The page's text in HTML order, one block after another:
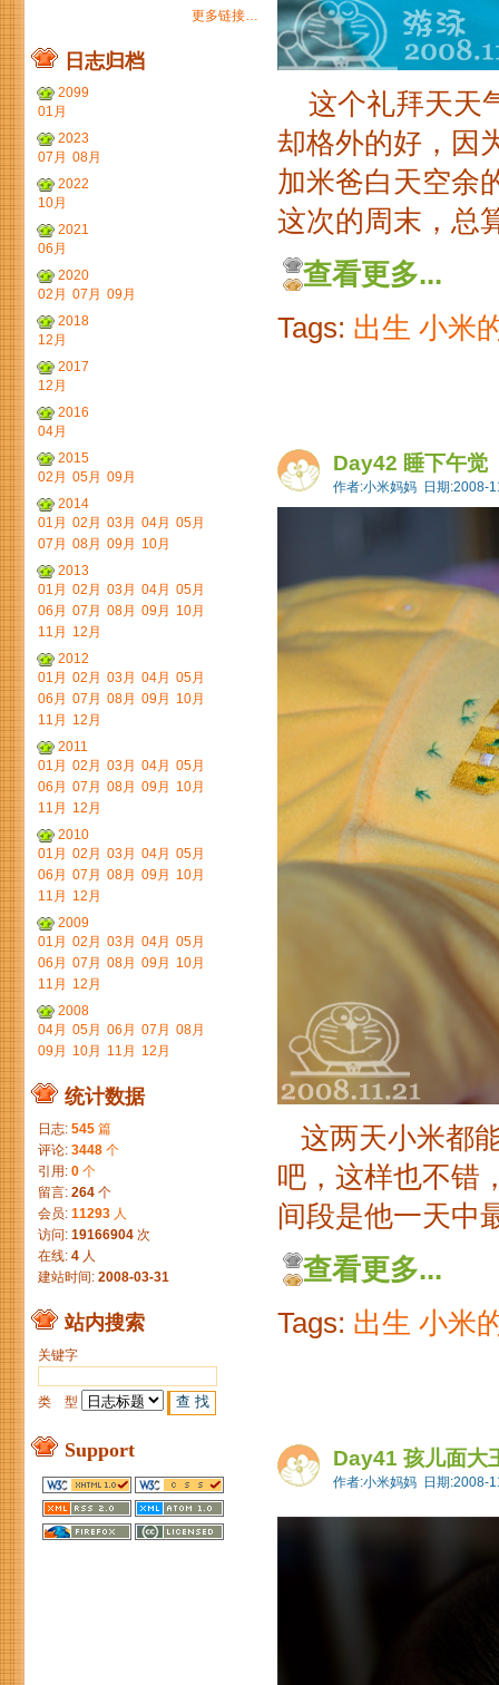
这个礼拜天天
却格外的好，因
加米爸白天空余
这次的周末，总
查看更多...
Tags: 出生 小米
Day42 睡下午觉
作者:小米妈妈 日期:2008-
这两天小米都
吧，这样也不错
间段是他一天
查看更多...
Tags: 出生 小米
Day41 孩儿面大
作者:小米妈妈 日期:2008-
更多链接…
日志归档
2099
01月
2023
07月 08月
2022
10月
2021
06月
2020
02月 07月 09月
2018
12月
2017
12月
2016
04月
2015
02月 05月 09月
2014
01月 02月 03月 04月 05月
07月 08月 09月
10月
2013
01月 02月 03月 04月 05月
06月 07月 08月 09月
10月
11月
12月
2012
01月 02月 03月 04月 05月
06月 07月 08月 09月
10月
11月
12月
2011
01月 02月 03月 04月 05月
06月 07月 08月 09月
10月
11月
12月
2010
01月 02月 03月 04月 05月
06月 07月 08月 09月
10月
11月
12月
2009
01月 02月 03月 04月 05月
06月 07月 08月 09月
10月
11月
12月
2008
04月 05月 06月 07月 08月
09月
10月 11月 12月
统计数据
日志: 545 篇
评论: 3448 个
引用: 0 个
留言: 264 个
会员: 11293 人
访问: 19166904 次
在线: 4 人
建站时间: 2008-03-31
站内搜索
关键字
类 型
Support